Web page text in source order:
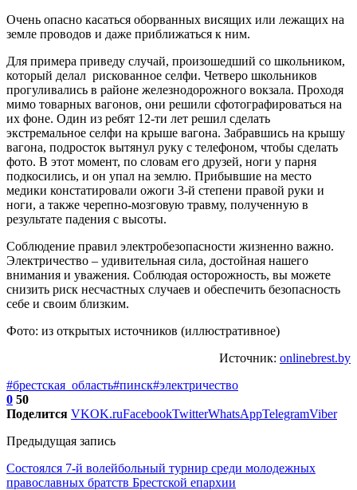
Очень опасно касаться оборванных висящих или лежащих на
земле проводов и даже приближаться к ним.
Для примера приведу случай, произошедший со школьником,
который делал рискованное селфи. Четверо школьников
прогуливались в районе железнодорожного вокзала. Проходя
мимо товарных вагонов, они решили сфотографироваться на
их фоне. Один из ребят 12-ти лет решил сделать
экстремальное селфи на крыше вагона. Забравшись на крышу
вагона, подросток вытянул руку с телефоном, чтобы сделать
фото. В этот момент, по словам его друзей, ноги у парня
подкосились, и он упал на землю. Прибывшие на место
медики констатировали ожоги 3-й степени правой руки и
ноги, а также черепно-мозговую травму, полученную в
результате падения с высоты.
Соблюдение правил электробезопасности жизненно важно.
Электричество – удивительная сила, достойная нашего
внимания и уважения. Соблюдая осторожность, вы можете
снизить риск несчастных случаев и обеспечить безопасность
себе и своим близким.
Фото: из открытых источников (иллюстративное)
Источник: onlinebrest.by
#брестская_область#пинск#электричество
0 50
Поделится VKOK.ruFacebookTwitterWhatsAppTelegramViber
Предыдущая запись
Состоялся 7-й волейбольный турнир среди молодежных
православных братств Брестской епархии